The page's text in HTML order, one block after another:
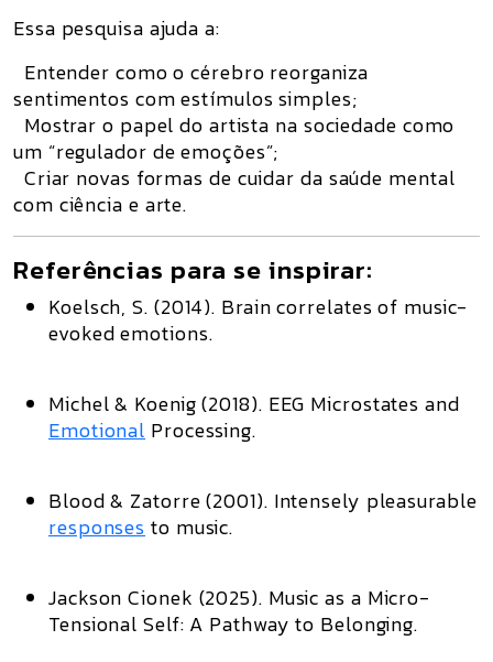
Essa pesquisa ajuda a:
Entender como o cérebro reorganiza
sentimentos com estímulos simples;
Mostrar o papel do artista na sociedade como
um “regulador de emoções”;
Criar novas formas de cuidar da saúde mental
com ciência e arte.
Referências para se inspirar:
Koelsch, S. (2014). Brain correlates of music-
evoked emotions.
Michel & Koenig (2018). EEG Microstates and
Emotional Processing.
Blood & Zatorre (2001). Intensely pleasurable
responses to music.
Jackson Cionek (2025). Music as a Micro-
Tensional Self: A Pathway to Belonging.